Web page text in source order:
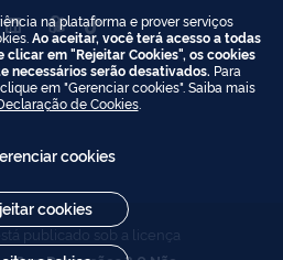
publicado sob a licença
na plataforma e prover serviços
Ao aceitar, você terá acesso a todas
clicar em "Rejeitar Cookies", os cookies
necessários serão desativados. Para
em "Gerenciar cookies". Saiba mais
de Cookies.
cookies
cookies